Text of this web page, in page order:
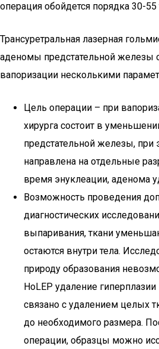
операция обойдется порядка 30-55
Трансуретральная лазерная
аденомы предстательной железы
вапоризации несколькими
Цель операции – при
хирурга состоит в
предстательной железы, при
направлена на отдельные
время энуклеации, аденома
Возможность проведения
диагностических
выпаривания, ткани
остаются внутри тела.
природу образования
HoLEP удаление
связано с удалением целых
до необходимого размера.
операции, образцы можно